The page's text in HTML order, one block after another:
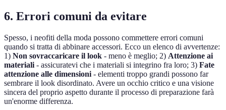
6. Errori comuni da evitare
Spesso, i neofiti della moda possono commettere errori comuni
quando si tratta di abbinare accessori. Ecco un elenco di avvertenze:
1) Non sovraccaricare il look - meno è meglio; 2) Attenzione ai
materiali - assicuratevi che i materiali si integrino fra loro; 3) Fate
attenzione alle dimensioni - elementi troppo grandi possono far
sembrare il look disordinato. Avere un occhio critico e una visione
sincera del proprio aspetto durante il processo di preparazione farà
un'enorme differenza.